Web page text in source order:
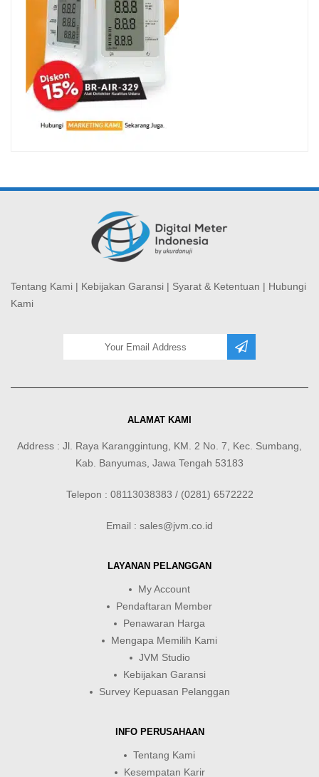
Tentang Kami | Kebijakan Garansi | Syarat & Ketentuan | Hubungi
Kami
ALAMAT KAMI
Address : Jl. Raya Karanggintung, KM. 2 No. 7, Kec. Sumbang,
Kab. Banyumas, Jawa Tengah 53183
Telepon : 08113038383 / (0281) 6572222
Email : sales@jvm.co.id
LAYANAN PELANGGAN
My Account
Pendaftaran Member
Penawaran Harga
Mengapa Memilih Kami
JVM Studio
Kebijakan Garansi
Survey Kepuasan Pelanggan
INFO PERUSAHAAN
Tentang Kami
Kesempatan Karir